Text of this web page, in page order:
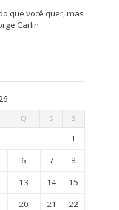
que você quer, mas
Carlin
Q S S
1
6 7
8
13 14
15
20 21
22